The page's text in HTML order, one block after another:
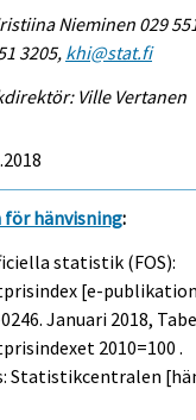
Nieminen 029
3205,khi@stat.fi
Ville Vertanen
hänvisning:
statistik (FOS):
[e-
Januari 2018,
2010=100 .
Statistikcentralen